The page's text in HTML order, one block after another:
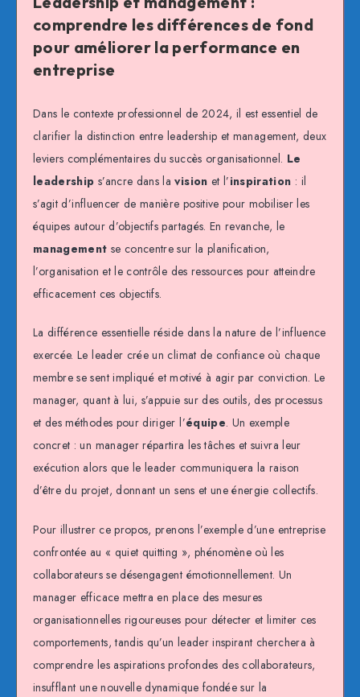
comprendre les différences de fond
pour améliorer la performance en
entreprise
Dans le contexte professionnel de 2024, il est essentiel de
clarifier la distinction entre leadership et management, deux
leviers complémentaires du succès organisationnel. Le
leadership s’ancre dans lavision et l’inspiration : il
s’agit d’influencer de manière positive pour mobiliser les
équipes autour d’objectifs partagés. En revanche, le
management se concentre sur la planification,
l’organisation et le contrôle des ressources pour atteindre
efficacement ces objectifs.
La différence essentielle réside dans la nature de l’influence
exercée. Le leader crée un climat de confiance où chaque
membre se sent impliqué et motivé à agir par conviction. Le
manager, quant à lui, s’appuie sur des outils, des processus
et des méthodes pour diriger l’équipe. Un exemple
concret : un manager répartira les tâches et suivra leur
exécution alors que le leader communiquera la raison
d’être du projet, donnant un sens et une énergie collectifs.
Pour illustrer ce propos, prenons l’exemple d’une entreprise
confrontée au « quiet quitting », phénomène où les
collaborateurs se désengagent émotionnellement. Un
manager efficace mettra en place des mesures
organisationnelles rigoureuses pour détecter et limiter ces
comportements, tandis qu’un leader inspirant cherchera à
comprendre les aspirations profondes des collaborateurs,
insufflant une nouvelle dynamique fondée sur la